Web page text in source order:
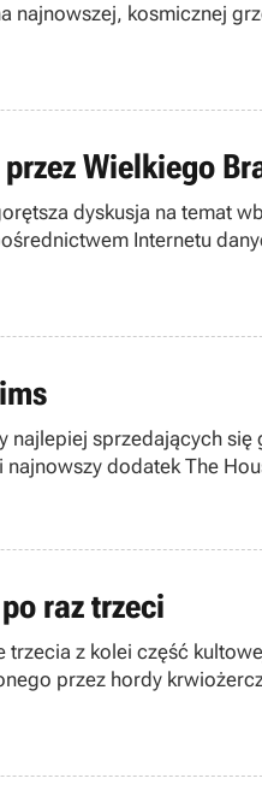
najnowszej, kosmicznej
Wielkiego
dyskusja na temat
Internetu danych dotyczących
sprzedających
dodatek The
raz trzeci
trzecia z kolei część
przez hordy